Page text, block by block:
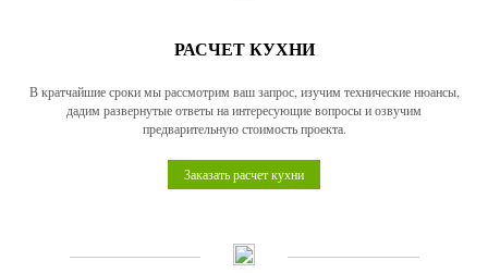
РАСЧЕТ КУХНИ
В кратчайшие сроки мы рассмотрим ваш запрос, изучим технические нюансы,
дадим развернутые ответы на интересующие вопросы и озвучим
предварительную стоимость проекта.
Заказать расчет кухни